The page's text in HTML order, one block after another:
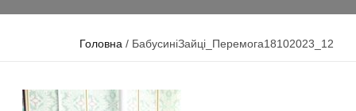
Головна / БабусиніЗайці_Перемога18102023_12